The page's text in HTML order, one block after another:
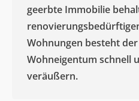
geerbte Immobilie
Wohnungen besteht
Wohneigentum schnell
veräußern. ​